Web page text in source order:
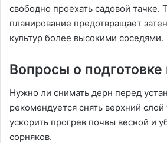
свободно проехать садовой тачке.
планирование предотвращает
культур более высокими соседями.
Вопросы о
Нужно ли снимать дерн перед
рекомендуется снять верхний
ускорить прогрев почвы весной и
сорняков.